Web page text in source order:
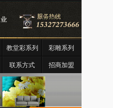
教堂彩系列 彩雕系列
联系方式 招商加盟